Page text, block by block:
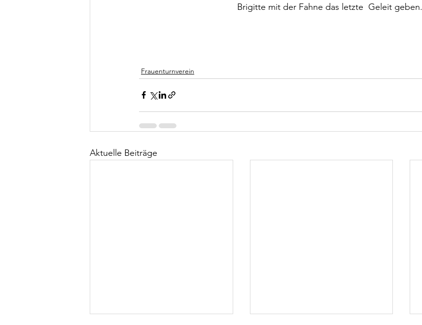
Brigitte mit der Fahne das letzte  Geleit geben.
Frauenturnverein
Aktuelle Beiträge